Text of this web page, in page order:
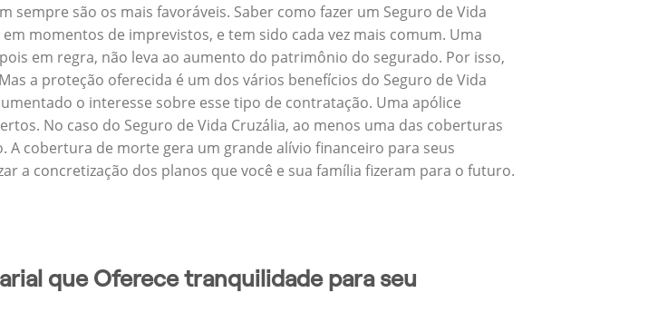
são os mais favoráveis. Saber como fazer um Seguro de Vida
momentos de imprevistos, e tem sido cada vez mais comum. Uma
em regra, não leva ao aumento do patrimônio do segurado. Por isso,
a proteção oferecida é um dos vários benefícios do Seguro de Vida
o interesse sobre esse tipo de contratação. Uma apólice
No caso do Seguro de Vida Cruzália, ao menos uma das coberturas
cobertura de morte gera um grande alívio financeiro para seus
a concretização dos planos que você e sua família fizeram para o futuro.
que Oferece tranquilidade para seu